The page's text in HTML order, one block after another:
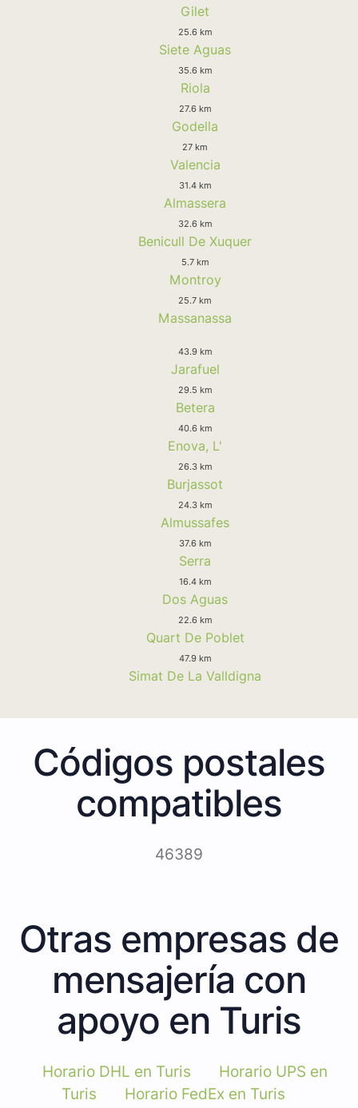
Gilet
25.6 km
Siete Aguas
35.6 km
Riola
27.6 km
Godella
27 km
Valencia
31.4 km
Almassera
32.6 km
Benicull De Xuquer
5.7 km
Montroy
25.7 km
Massanassa
43.9 km
Jarafuel
29.5 km
Betera
40.6 km
Enova, L'
26.3 km
Burjassot
24.3 km
Almussafes
37.6 km
Serra
16.4 km
Dos Aguas
22.6 km
Quart De Poblet
47.9 km
Simat De La Valldigna
Códigos postales
compatibles
46389
Otras empresas de
mensajería con
apoyo en Turis
Horario DHL en Turis
Horario UPS en
Turis
Horario FedEx en Turis